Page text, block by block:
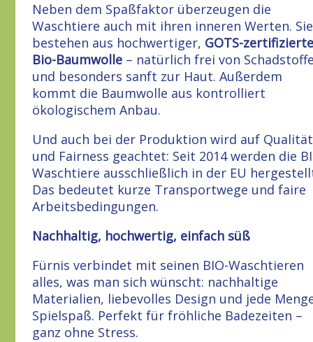
Neben dem Spaßfaktor überzeugen die
Waschtiere auch mit ihren inneren Werten. Sie
bestehen aus hochwertiger, GOTS-
Bio-Baumwolle – natürlich frei von
und besonders sanft zur Haut. Außerdem
kommt die Baumwolle aus kontrolliert
ökologischem Anbau.
Und auch bei der Produktion wird auf Qualität
und Fairness geachtet: Seit 2014 werden die
Waschtiere ausschließlich in der EU
Das bedeutet kurze Transportwege und faire
Arbeitsbedingungen.
Nachhaltig, hochwertig, einfach süß
Fürnis verbindet mit seinen BIO-Waschtieren
alles, was man sich wünscht: nachhaltige
Materialien, liebevolles Design und jede
Spielspaß. Perfekt für fröhliche Badezeiten –
ganz ohne Stress.